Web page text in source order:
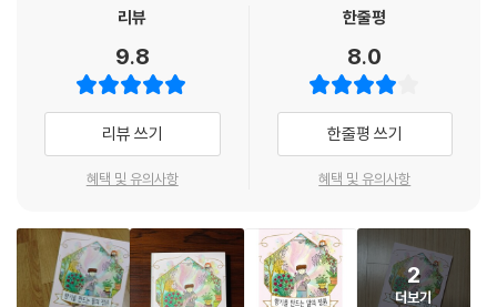
정원에 오게 된 꽃이에요. 자신을 두고 떠난 할머니의 마지막 말이 크나큰
람이 다름 아닌 준수였어요. 늦은 밤, 일하러 나간 할아버지를 기다리는 준
수의 모습을 보며 제비꽃은 애써 외면했던 예전 자신의 모습을 떠올리게
됩니다. 그리고 마음속에 꽉 가두었던 말들을 준수에게 하나둘 꺼내 놓습
니다. 준수 역시 제비꽃의 진심 어린 말에 마음을 열게 되죠. 둘은 서로를
통해 비로소 마음속 깊이 숨겨둔 말을 마주하며, 상처를 딛고 일어설 용기
쓸모없던 말이 근사한 향기를 만드는 거름으로!
내 안의 숨은 보석을 발견하는 시간
리뷰
9.8
리뷰 쓰기
혜택 및 유의사항
한줄평
8.0
한줄평 쓰기
혜택 및 유의사항
2
더보기